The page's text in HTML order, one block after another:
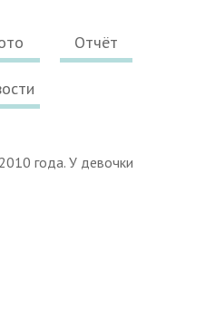
Отчёт
года. У девочки